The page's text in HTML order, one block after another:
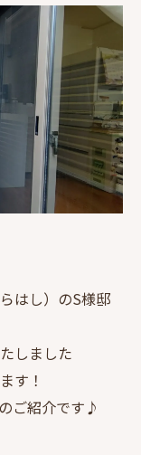
はし）のS様邸
しました
す！
ご紹介です♪